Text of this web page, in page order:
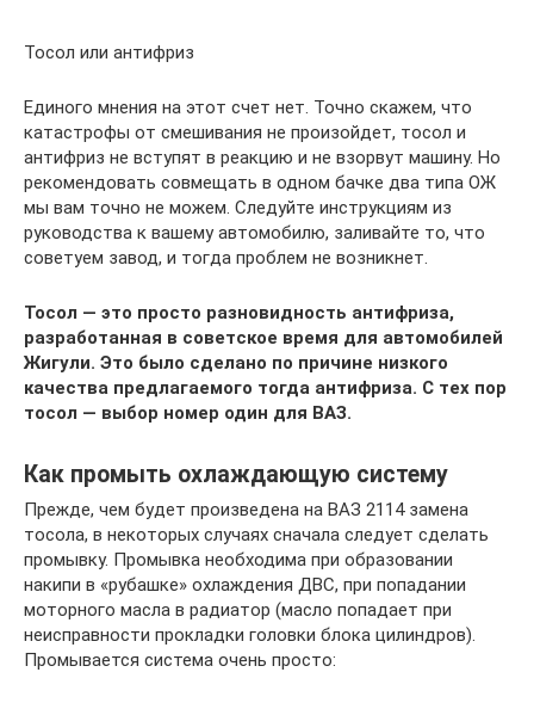
Тосол или антифриз
Единого мнения на этот счет нет. Точно скажем, что
катастрофы от смешивания не произойдет, тосол и
антифриз не вступят в реакцию и не взорвут машину. Но
рекомендовать совмещать в одном бачке два типа ОЖ
мы вам точно не можем. Следуйте инструкциям из
руководства к вашему автомобилю, заливайте то, что
советуем завод, и тогда проблем не возникнет.
Тосол — это просто разновидность антифриза,
разработанная в советское время для автомобилей
Жигули. Это было сделано по причине низкого
качества предлагаемого тогда антифриза. С тех пор
тосол — выбор номер один для ВАЗ.
Как промыть охлаждающую систему
Прежде, чем будет произведена на ВАЗ 2114 замена
тосола, в некоторых случаях сначала следует сделать
промывку. Промывка необходима при образовании
накипи в «рубашке» охлаждения ДВС, при попадании
моторного масла в радиатор (масло попадает при
неисправности прокладки головки блока цилиндров).
Промывается система очень просто: